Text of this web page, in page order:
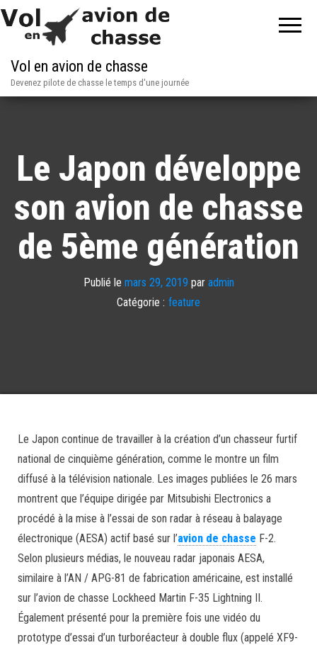
Vol en avion de chasse
Devenez pilote de chasse le temps d'une journée
Le Japon développe
son avion de chasse
de 5ème génération
Publié le mars 29, 2019 par admin
Catégorie : feature
Le Japon continue de travailler à la création d’un chasseur furtif
national de cinquième génération, comme le montre un film
diffusé à la télévision nationale. Les images publiées le 26 mars
montrent que l’équipe dirigée par Mitsubishi Electronics a
procédé à la mise à l’essai de son radar à réseau à balayage
électronique (AESA) actif basé sur l’avion de chasse F-2.
Selon plusieurs médias, le nouveau radar japonais AESA,
similaire à l’AN / APG-81 de fabrication américaine, est installé
sur l’avion de chasse Lockheed Martin F-35 Lightning II.
Également présenté pour la première fois une vidéo du
prototype d’essai d’un turboréacteur à double flux (appelé XF9-